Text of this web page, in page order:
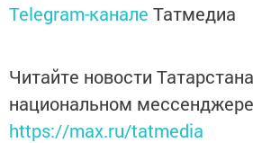
Telegram-канале Татмедиа
Читайте новости
национальном
https://max.ru/tatmedia